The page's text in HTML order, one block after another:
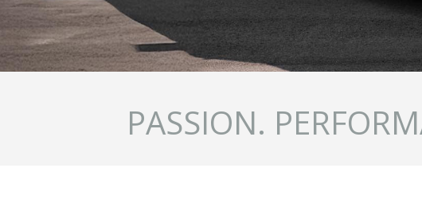
PASSION.